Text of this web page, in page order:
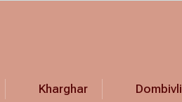
Kharghar Dombivli